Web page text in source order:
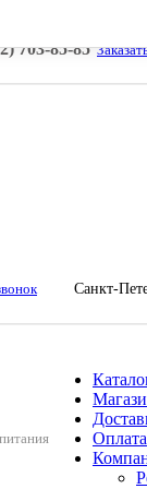
703-85-85
Санкт-
Оплата